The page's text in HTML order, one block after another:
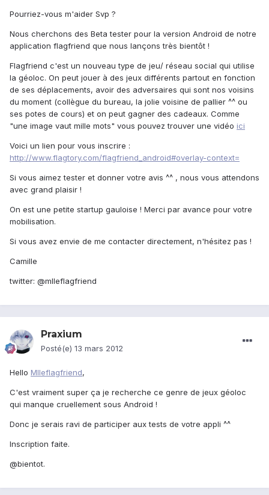
Pourriez-vous m'aider Svp ?
Nous cherchons des Beta tester pour la version Android de notre
application flagfriend que nous lançons très bientôt !
Flagfriend c'est un nouveau type de jeu/ réseau social qui utilise
la géoloc. On peut jouer à des jeux différents partout en fonction
de ses déplacements, avoir des adversaires qui sont nos voisins
du moment (collègue du bureau, la jolie voisine de pallier ^^ ou
ses potes de cours) et on peut gagner des cadeaux. Comme
"une image vaut mille mots" vous pouvez trouver une vidéo ici
Voici un lien pour vous inscrire :
http://www.flagtory.com/flagfriend_android#overlay-context=
Si vous aimez tester et donner votre avis ^^ , nous vous attendons
avec grand plaisir !
On est une petite startup gauloise ! Merci par avance pour votre
mobilisation.
Si vous avez envie de me contacter directement, n'hésitez pas !
Camille
twitter: @mlleflagfriend
Praxium
Posté(e) 13 mars 2012
Hello Mlleflagfriend,
C'est vraiment super ça je recherche ce genre de jeux géoloc
qui manque cruellement sous Android !
Donc je serais ravi de participer aux tests de votre appli ^^
Inscription faite.
@bientot.